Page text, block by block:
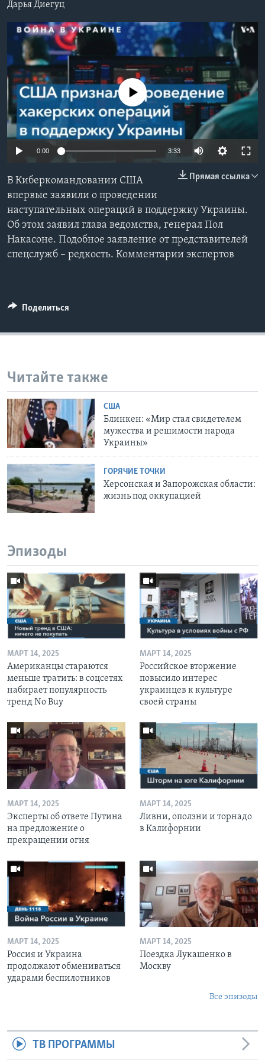
Learning English
СОЦИАЛЬНЫЕ СЕТИ
Языки
Дарья Диегуц
No media source currently available
0:00 3:33
Прямая ссылка
В Киберкомандовании США
впервые заявили о проведении
наступательных операций в поддержку Украины.
Об этом заявил глава ведомства, генерал Пол
Накасоне. Подобное заявление от представителей
спецслужб – редкость. Комментарии экспертов
Поделиться
Читайте также
США
Блинкен: «Мир стал свидетелем
мужества и решимости народа
Украины»
ГОРЯЧИЕ ТОЧКИ
Херсонская и Запорожская области:
жизнь под оккупацией
Эпизоды
МАРТ 14, 2025
Американцы стараются
меньше тратить: в соцсетях
набирает популярность
тренд No Buy
МАРТ 14, 2025
Российское вторжение
повысило интерес
украинцев к культуре
своей страны
МАРТ 14, 2025
Эксперты об ответе Путина
на предложение о
прекращении огня
МАРТ 14, 2025
Ливни, оползни и торнадо
в Калифорнии
МАРТ 14, 2025
Россия и Украина
продолжают обмениваться
ударами беспилотников
МАРТ 14, 2025
Поездка Лукашенко в
Москву
Все эпизоды
ТВ ПРОГРАММЫ